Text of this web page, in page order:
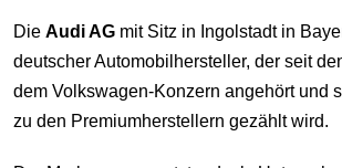
Die Audi AG mit Sitz in Ingolstadt in
deutscher Automobilhersteller, der seit
dem Volkswagen-Konzern angehört und
zu den Premiumherstellern gezählt wird.